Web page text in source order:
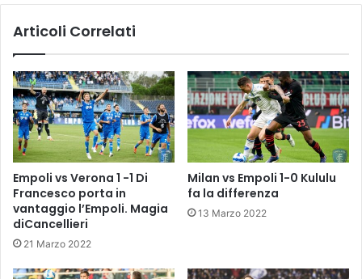
t
i
n
e
i
t
e
r
r
o
r
n
-
I
n
t
e
v
s
t
d
Articoli Correlati
Empoli vs Verona 1 -1 Di
Francesco porta in
vantaggio l’Empoli. Magia
diCancellieri
21 Marzo 2022
Milan vs Empoli 1-0 Kululu
fa la differenza
13 Marzo 2022